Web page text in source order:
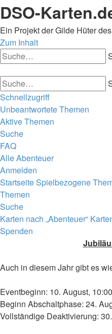
DSO-
Ein Projekt der Gilde Hüter
Zum Inhalt
Schnellzugriff
Unbeantwortete Themen
Aktive Themen
Suche
FAQ
Alle Abenteuer
Anmelden
StartseiteSpielbezogene
Themen
Suche
Karten nach „Abenteuer“
Spenden
Auch in diesem Jahr gibt es
Eventbeginn: 10. August,
Beginn Abschaltphase: 24.
Vollständige Deaktivierung: